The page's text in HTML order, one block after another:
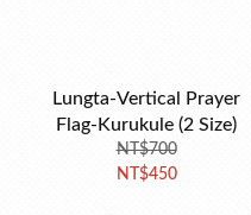
Lungta-Vertical Prayer
Flag-Kurukule (2 Size)
NT$700
NT$450